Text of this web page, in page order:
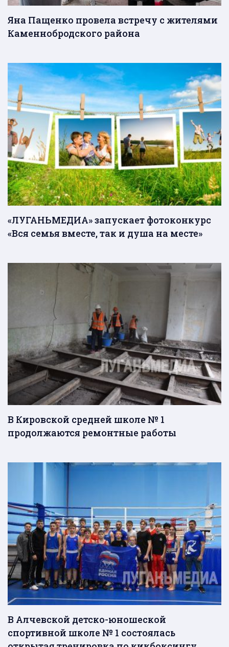
Яна Пащенко провела встречу с жителями
Каменнобродского района
«ЛУГАНЬМЕДИА» запускает фотоконкурс
«Вся семья вместе, так и душа на месте»
В Кировской средней школе № 1
продолжаются ремонтные работы
В Алчевской детско-юношеской
спортивной школе № 1 состоялась